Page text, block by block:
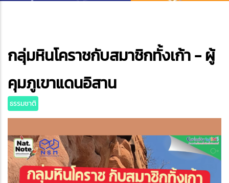
กลุ่มหินโคราชกับสมาชิกทั้งเก้า - ผู้
คุมภูเขาแดนอิสาน
ธรรมชาติ